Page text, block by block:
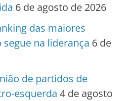
6 de agosto de 2026
das maiores
na liderança 6 de
de partidos de
esquerda 4 de agosto